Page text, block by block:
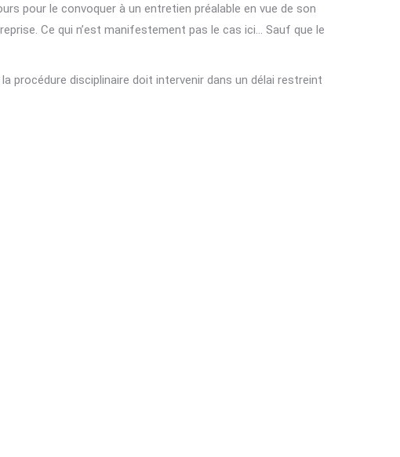
pour le convoquer à un entretien préalable en vue de son
Ce qui n’est manifestement pas le cas ici… Sauf que le
procédure disciplinaire doit intervenir dans un délai restreint